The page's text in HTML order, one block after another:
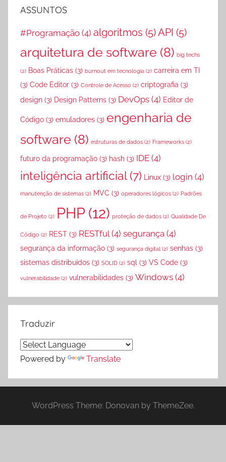
–
ASSUNTOS
#Programação (4) algoritmos (5)API (5)
arquitetura de software (8) big techs
(2) Boas Práticas (3) burnout em tecnologia (2) carreira em TI
(3) Code Editor (3) Controle de Acesso (2) criptografia (3)
design (3) Design Patterns (3) DevOps (4) Editor de
Código (3) emuladores (3) engenharia de
software (8) estruturas de dados (2) Frameworks (2)
futuro da programação (3) hash (3) IDE (4)
inteligência artificial(7) Linux (3) login (4)
manutenção de sistemas (2) MVC (3) operadores lógicos (2) Padrões
de Projeto (2) PHP(12) proteção de dados (2) Qualidade De
Código (2) REST (3) RESTful (4) segurança (4)
segurança da informação (3) segurança digital (2) senhas (3)
sistemas distribuídos (3) SOLID (2) sql (3) VS Code (3)
vulnerabilidade (2) vulnerabilidades (3) Windows (4)
Traduzir
Powered by Translate
WordPress Theme: Donovan by ThemeZee.